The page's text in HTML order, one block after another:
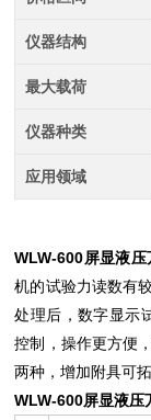
仪器结构
最大载荷
仪器种类
应用领域
WLW-600屏显液
机的试验力读数有
处理后，数字显示
控制，操作更方便
两种，增加附具可
WLW-600屏显液压